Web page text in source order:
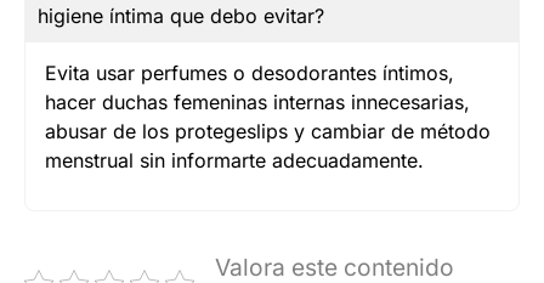
higiene íntima que debo evitar?
Evita usar perfumes o desodorantes íntimos,
hacer duchas femeninas internas innecesarias,
abusar de los protegeslips y cambiar de método
menstrual sin informarte adecuadamente.
Valora este contenido